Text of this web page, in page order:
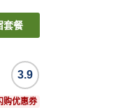
套餐
3.9
购优惠券